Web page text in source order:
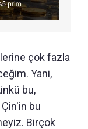
çok fazla
Yani,
bu,
bu
Birçok